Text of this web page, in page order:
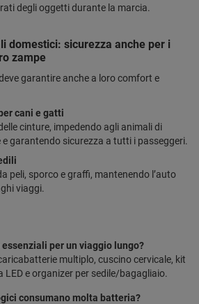
degli oggetti durante la marcia.
domestici: sicurezza anche per i
zampe
garantire anche a loro comfort e
cani e gatti
cinture, impedendo agli animali di
garantendo sicurezza a tutti i passeggeri.
peli, sporco e graffi, mantenendo l’auto
viaggi.
per un viaggio lungo?
multiplo, cuscino cervicale, kit
e organizer per sedile/bagagliaio.
consumano molta batteria?